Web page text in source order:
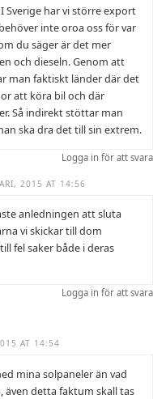
Sverige har vi större export
inte oroa oss för var
du säger är det mer
och dieseln. Genom att
man faktiskt länder där det
att köra bil och där
Så indirekt stöttar man
ska dra det till sin extrem.
Logga in för att svara
2015 AT 14:56
anledningen att sluta
vi skickar till dom
fel saker både i deras
Logga in för att svara
AT 14:54
mina solpaneler än vad
även detta faktum skall tas